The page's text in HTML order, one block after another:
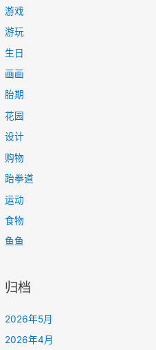
游戏
游玩
生日
画画
胎期
花园
设计
购物
跆拳道
运动
食物
鱼鱼
归档
2026年5月
2026年4月